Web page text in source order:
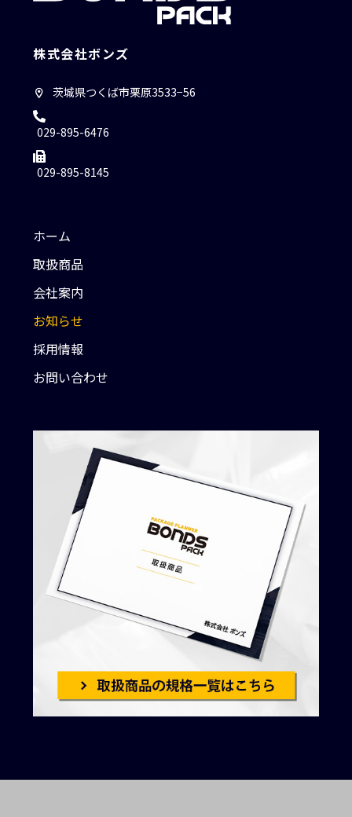
株式会社ボンズ
茨城県つくば市栗原3533−56
029-895-6476
029-895-8145
ホーム
取扱商品
会社案内
お知らせ
採用情報
お問い合わせ